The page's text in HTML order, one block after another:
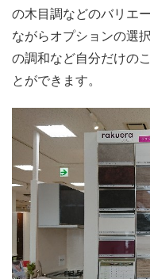
の木目調などのバリエ
ながらオプションの選
の調和など自分だけの
とができます。